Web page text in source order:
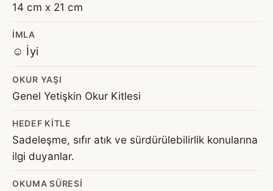
14 cm x 21 cm
İMLA
☺️ İyi
OKUR YAŞI
Genel Yetişkin Okur Kitlesi
HEDEF KITLE
Sadeleşme, sıfır atık ve sürdürülebilirlik konularına
ilgi duyanlar.
OKUMA SÜRESI